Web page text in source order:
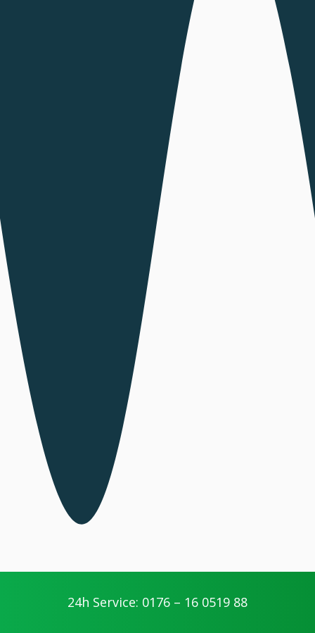
Ihre Vorteile
24h Service: 0176 – 16 0519 88